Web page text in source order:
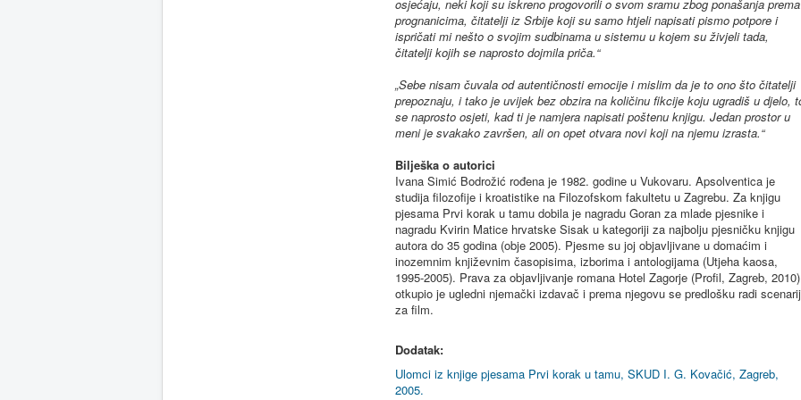
osjećaju, neki koji su iskreno progovorili o svom sramu zbog ponašanja prema
prognanicima, čitatelji iz Srbije koji su samo htjeli napisati pismo potpore i
ispričati mi nešto o svojim sudbinama u sistemu u kojem su živjeli tada,
čitatelji kojih se naprosto dojmila priča.“
„Sebe nisam čuvala od autentičnosti emocije i mislim da je to ono što čitatelji
prepoznaju, i tako je uvijek bez obzira na količinu fikcije koju ugradiš u djelo,
se naprosto osjeti, kad ti je namjera napisati poštenu knjigu. Jedan prostor u
meni je svakako završen, ali on opet otvara novi koji na njemu izrasta.“
Bilješka o autorici
Ivana Simić Bodrožić rođena je 1982. godine u Vukovaru. Apsolventica je
studija filozofije i kroatistike na Filozofskom fakultetu u Zagrebu. Za knjigu
pjesama Prvi korak u tamu dobila je nagradu Goran za mlade pjesnike i
nagradu Kvirin Matice hrvatske Sisak u kategoriji za najbolju pjesničku knjigu
autora do 35 godina (obje 2005). Pjesme su joj objavljivane u domaćim i
inozemnim književnim časopisima, izborima i antologijama (Utjeha kaosa,
1995-2005). Prava za objavljivanje romana Hotel Zagorje (Profil, Zagreb, 2010)
otkupio je ugledni njemački izdavač i prema njegovu se predlošku radi scenarij
za film.
Dodatak:
Ulomci iz knjige pjesama Prvi korak u tamu, SKUD I. G. Kovačić, Zagreb,
2005.